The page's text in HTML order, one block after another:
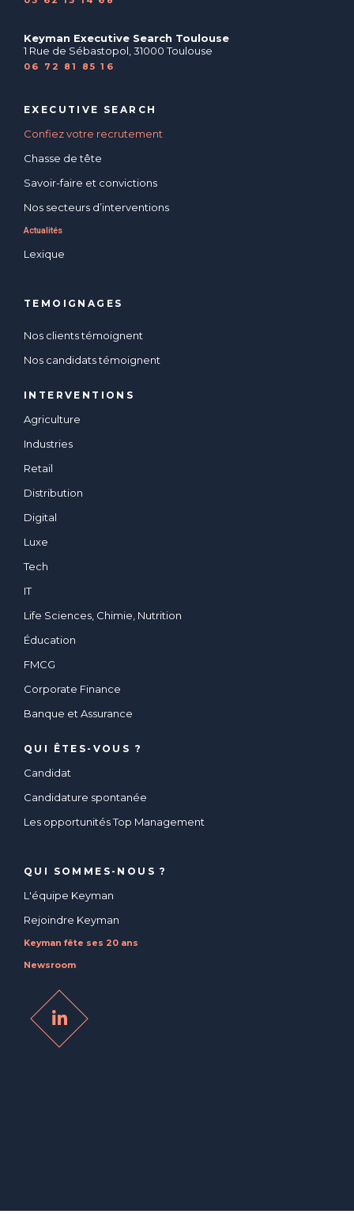
Keyman Executive Search Toulouse
1 Rue de Sébastopol, 31000 Toulouse
06 72 81 85 16
EXECUTIVE SEARCH
Confiez votre recrutement
Chasse de tête
Savoir-faire et convictions
Nos secteurs d’interventions
Actualités
Lexique
TEMOIGNAGES
Nos clients témoignent
Nos candidats témoignent
INTERVENTIONS
Agriculture
Industries
Retail
Distribution
Digital
Luxe
Tech
IT
Life Sciences, Chimie, Nutrition
Éducation
FMCG
Corporate Finance
Banque et Assurance
QUI ÊTES-VOUS ?
Candidat
Candidature spontanée
Les opportunités Top Management
QUI SOMMES-NOUS ?
L'équipe Keyman
Rejoindre Keyman
Keyman fête ses 20 ans
Newsroom